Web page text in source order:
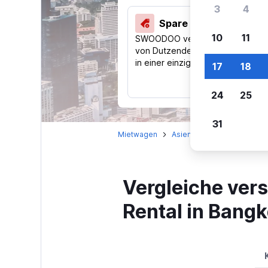
Spare 40 % und mehr
SWOODOO vergleicht Preise
von Dutzenden Reise-Websites
in einer einzigen Suche.
Mietwagen Asien
Vergleiche
Rental in
3 4
10 11
17 18
24 25
31